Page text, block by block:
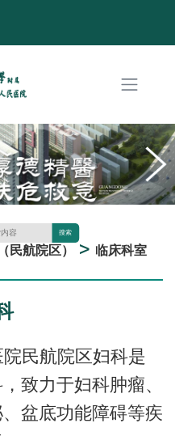
搜索
民航院区） > 临床科室
民航院区妇科是
致力于妇科肿瘤、
盆底功能障碍等疾